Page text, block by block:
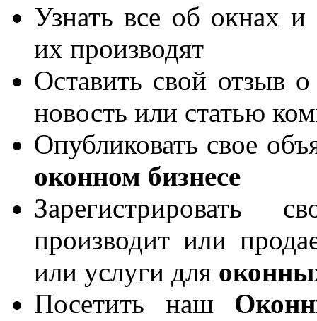
Узнать все об окнах и
их производят
Оставить свой отзыв
новость или статью
Опубликовать свое
оконном бизнесе
производит или
или услуги для
Посетить наш